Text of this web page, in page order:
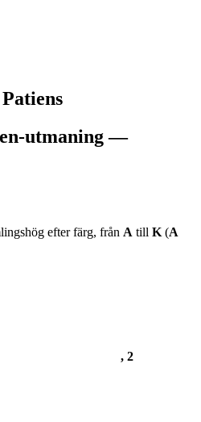
utmaning —
efter färg, från A till K(A
, 2